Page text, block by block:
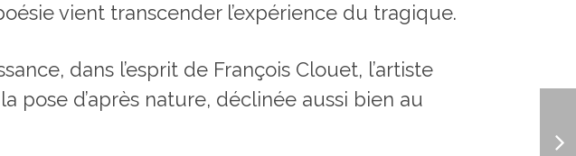
vient transcender l’expérience du tragique.
dans l’esprit de François Clouet, l’artiste
pose d’après nature, déclinée aussi bien au